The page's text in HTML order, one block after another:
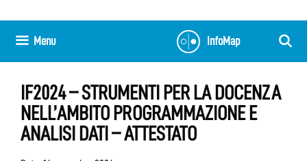
InfoMap
Menu
IF2024 – STRUMENTI PER LA DOCENZA
NELL’AMBITO PROGRAMMAZIONE E
ANALISI DATI – ATTESTATO